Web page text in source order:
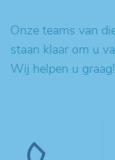
Onze teams van
staan klaar om u
Wij helpen u graag!